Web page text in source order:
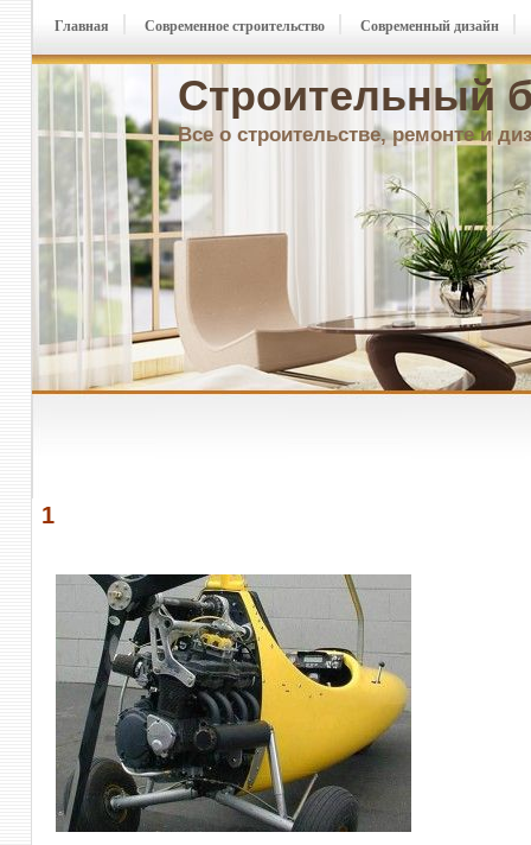
Строительный
Все о строительстве, ремонте и
Главная Современное строительство Современный дизайн
1